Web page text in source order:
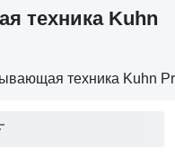
техника Kuhn
техника Kuhn